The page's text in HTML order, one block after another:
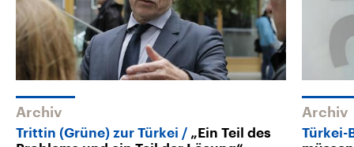
Archiv
Trittin (Grüne) zur Türkei
„Ein Teil des
Archiv
Türkei-